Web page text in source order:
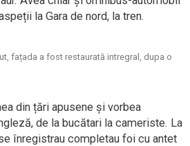
la Gara de nord, la tren.
fațada a fost restaurată intregral, dupa o
din țări apusene și vorbea
de la bucătari la cameriste. La
înregistrau completau foi cu antet